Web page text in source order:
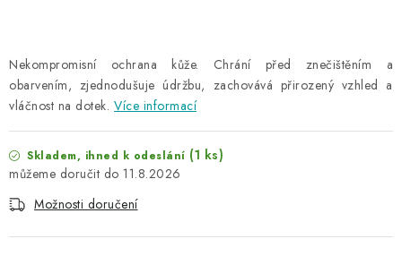
Věrnostní program
Všeobecné obchodní podmínky
Podmínky ochrany osobních údajů
Nekompromisní ochrana kůže. Chrání před znečištěním a
obarvením, zjednodušuje údržbu, zachovává přirozený vzhled a
vláčnost na dotek. Více informací
Skladem, ihned k odeslání (1 ks)
11.8.2026
Možnosti doručení